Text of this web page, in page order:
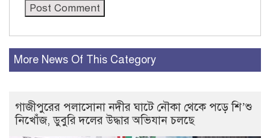
More News Of This Category
গাজীপুরের পলাসোনা নদীর ঘাটে নৌকা থেকে পড়ে শি’শু
নিখোঁজ, ডুবুরি দলের উদ্ধার অভিযান চলছে